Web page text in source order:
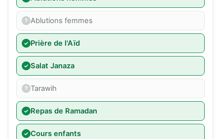
Ablutions femmes
Prière de l'Aïd
Salat Janaza
Tarawih
Repas de Ramadan
Cours enfants